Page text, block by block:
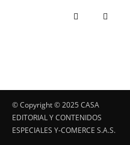
© Copyright ©️ 2025 CASA
EDITORIAL Y CONTENIDOS
ESPECIALES Y-COMERCE S.A.S.